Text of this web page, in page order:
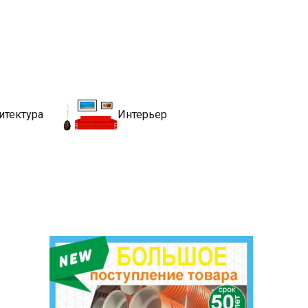
Интерьер